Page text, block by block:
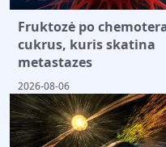
Fruktozė po
cukrus, kuris skatina
metastazes
2026-08-06